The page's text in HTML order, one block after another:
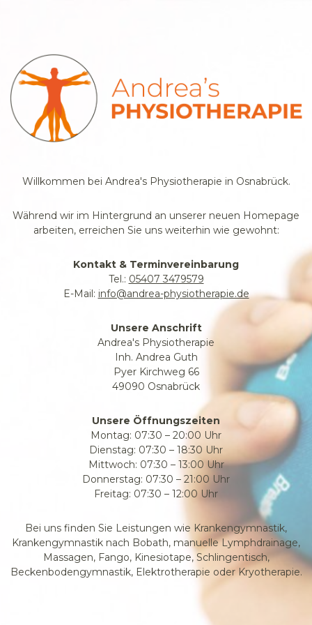
Willkommen bei Andrea's Physiotherapie in Osnabrück.
Während wir im Hintergrund an unserer neuen Homepage
arbeiten, erreichen Sie uns weiterhin wie gewohnt:
Kontakt & Terminvereinbarung
Tel.: 05407 3479579
E-Mail: info@andrea-physiotherapie.de
Unsere Anschrift
Andrea's Physiotherapie
Inh. Andrea Guth
Pyer Kirchweg 66
49090 Osnabrück
Unsere Öffnungszeiten
Montag: 07:30 – 20:00 Uhr
Dienstag: 07:30 – 18:30 Uhr
Mittwoch: 07:30 – 13:00 Uhr
Donnerstag: 07:30 – 21:00 Uhr
Freitag: 07:30 – 12:00 Uhr
Bei uns finden Sie Leistungen wie Krankengymnastik,
Krankengymnastik nach Bobath, manuelle Lymphdrainage,
Massagen, Fango, Kinesiotape, Schlingentisch,
Beckenbodengymnastik, Elektrotherapie oder Kryotherapie.